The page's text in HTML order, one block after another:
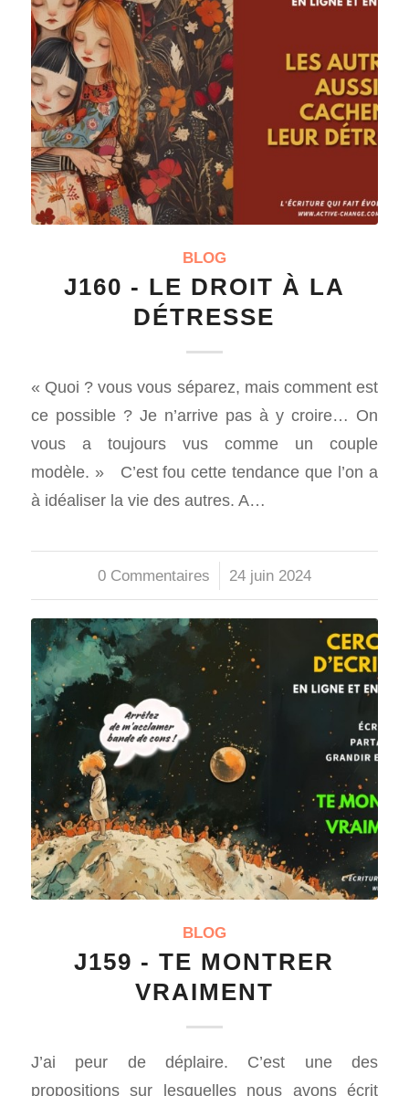
BLOG
J160 - LE DROIT À LA
DÉTRESSE
« Quoi ? vous vous séparez, mais comment est
ce possible ? Je n’arrive pas à y croire… On
vous a toujours vus comme un couple
modèle. » C’est fou cette tendance que l’on a
à idéaliser la vie des autres. A…
0 Commentaires
/ 24 juin 2024
BLOG
J159 - TE MONTRER
VRAIMENT
J’ai peur de déplaire. C’est une des
propositions sur lesquelles nous avons écrit